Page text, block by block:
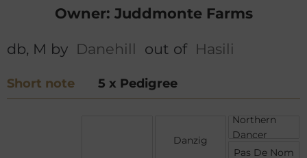
Owner: Juddmonte Farms
db, M by Danehill out of Hasili
Short note 5 x Pedigree
Danzig
Northern
Dancer
Pas De Nom